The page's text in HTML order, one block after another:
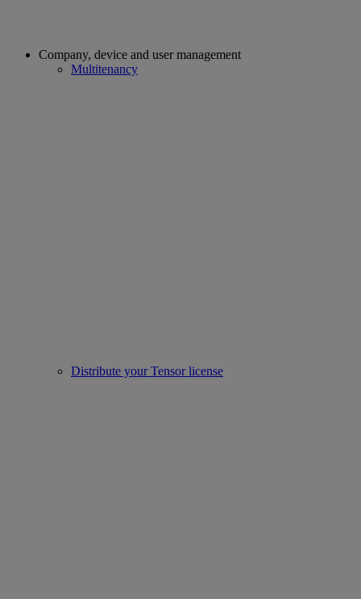
Company, device and user management
Multitenancy
Distribute your Tensor license